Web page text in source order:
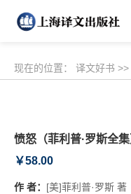
现在的位置： 译文好书 >>
愤怒（菲利普·罗斯全集
￥58.00
作 者： [美]菲利普·罗斯 著